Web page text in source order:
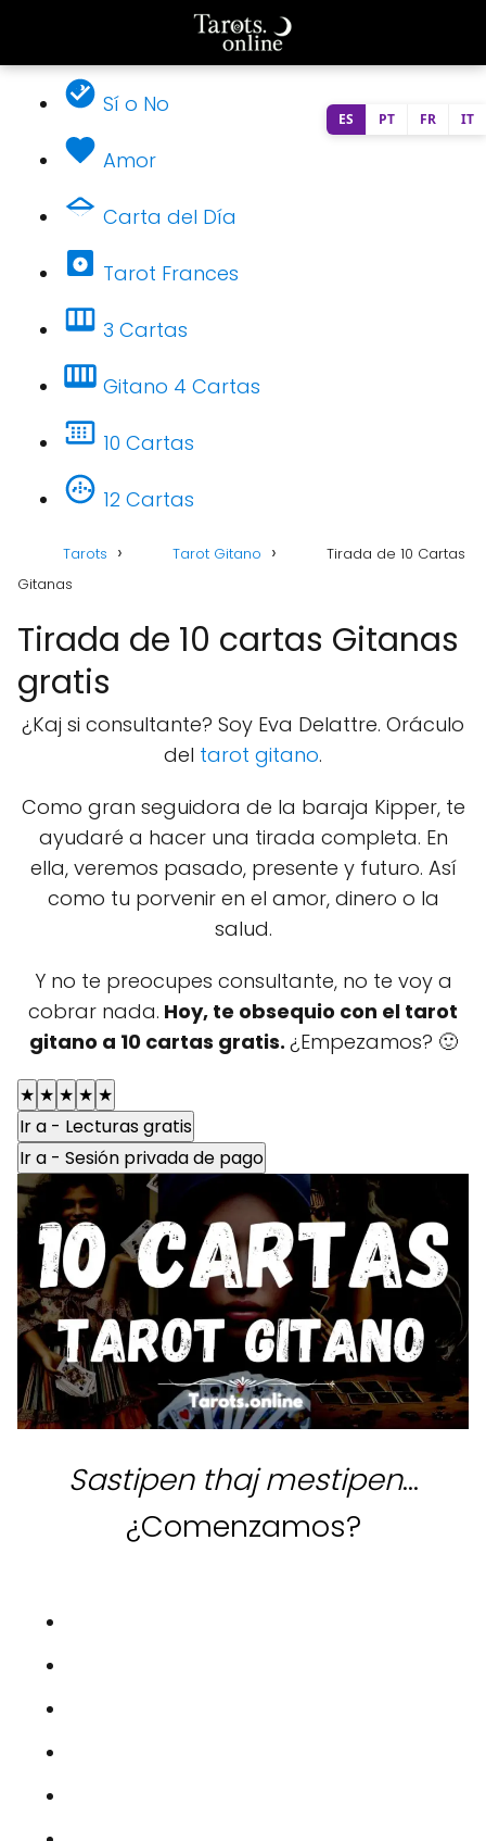
Sí o No
Amor
Carta del Día
Tarot Frances
3 Cartas
Gitano 4 Cartas
10 Cartas
12 Cartas
Tarots Tarot Gitano
Tirada de 10 Cartas
Gitanas
Tirada de 10 cartas Gitanas
gratis
¿Kaj si consultante? Soy Eva Delattre. Oráculo
del tarot gitano.
Como gran seguidora de la baraja Kipper, te
ayudaré a hacer una tirada completa. En
ella, veremos pasado, presente y futuro. Así
como tu porvenir en el amor, dinero o la
salud.
Y no te preocupes consultante, no te voy a
cobrar nada. Hoy, te obsequio con el tarot
gitano a 10 cartas gratis. ¿Empezamos? 🙂
★ ★ ★ ★ ★
Ir a - Lecturas gratis
Ir a - Sesión privada de pago
Sastipen thaj mestipen…
¿Comenzamos?
ES PT FR IT